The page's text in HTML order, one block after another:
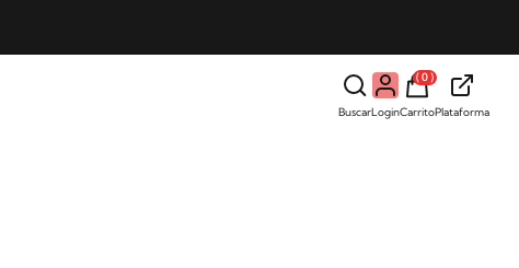
BuscarLogin
( 0 )
CarritoPlataforma